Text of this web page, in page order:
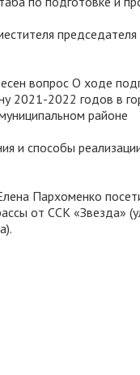
вопрос О ходе
2021-2022 годов в
районе
и способы
Пархоменко
от ССК «Звезда»